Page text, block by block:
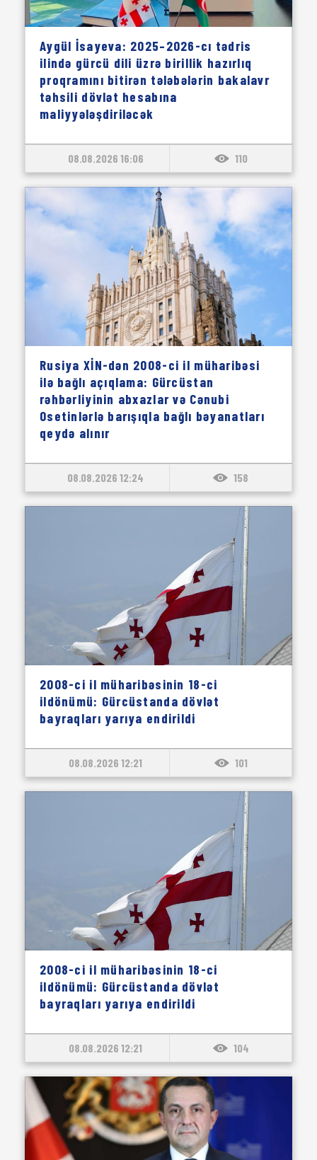
Aygül İsayeva: 2025–2026-cı tədris
ilində gürcü dili üzrə birillik hazırlıq
proqramını bitirən tələbələrin bakalavr
təhsili dövlət hesabına
maliyyələşdiriləcək
08.08.2026 16:06 110
Rusiya XİN-dən 2008-ci il müharibəsi
ilə bağlı açıqlama: Gürcüstan
rəhbərliyinin abxazlar və Cənubi
Osetinlərlə barışıqla bağlı bəyanatları
qeydə alınır
08.08.2026 12:24 158
2008-ci il müharibəsinin 18-ci
ildönümü: Gürcüstanda dövlət
bayraqları yarıya endirildi
08.08.2026 12:21 101
2008-ci il müharibəsinin 18-ci
ildönümü: Gürcüstanda dövlət
bayraqları yarıya endirildi
08.08.2026 12:21 104